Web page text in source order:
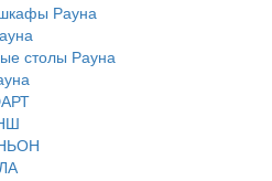
Рауна
столы Рауна